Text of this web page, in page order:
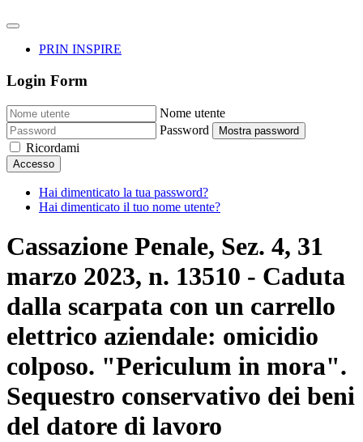
PRIN INSPIRE
Login Form
Nome utente
Password
Mostra password
Ricordami
Accesso
Hai dimenticato la tua password?
Hai dimenticato il tuo nome utente?
Cassazione Penale, Sez. 4, 31
marzo 2023, n. 13510 - Caduta
dalla scarpata con un carrello
elettrico aziendale: omicidio
colposo. "Periculum in mora".
Sequestro conservativo dei beni
del datore di lavoro